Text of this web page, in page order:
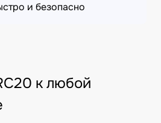
и безопасно
к любой